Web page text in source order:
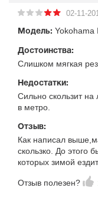
02-11-
Модель: Yokohama
Достоинства:
Слишком мягкая
Недостатки:
Сильно скользит на
в метро.
Отзыв:
Как написал
скользко. До этого
которых зимой
Отзыв полезен?